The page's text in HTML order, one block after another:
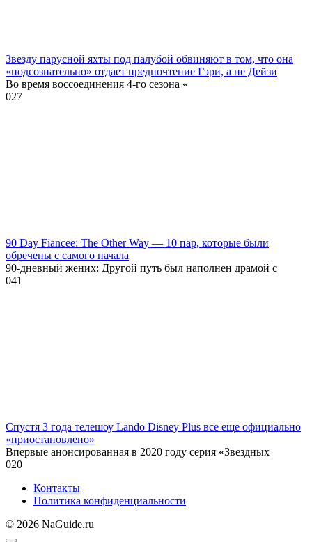
Звезду парусной яхты под палубой обвиняют в том, что она
«подсознательно» отдает предпочтение Гэри, а не Дейзи
Во время воссоединения 4-го сезона «
027
90 Day Fiancee: The Other Way — 10 пар, которые были
обречены с самого начала
90-дневный жених: Другой путь был наполнен драмой с
041
Спустя 3 года телешоу Lando Disney Plus все еще официально
«приостановлено»
Впервые анонсированная в 2020 году серия «Звездных
020
Контакты
Политика конфиденциальности
© 2026 NaGuide.ru